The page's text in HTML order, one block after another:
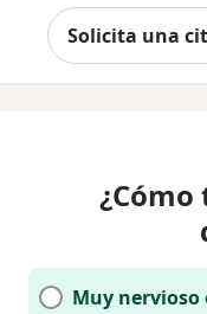
Solicita una
Muy nervioso